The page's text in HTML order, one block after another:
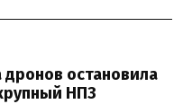
остановила
НПЗ